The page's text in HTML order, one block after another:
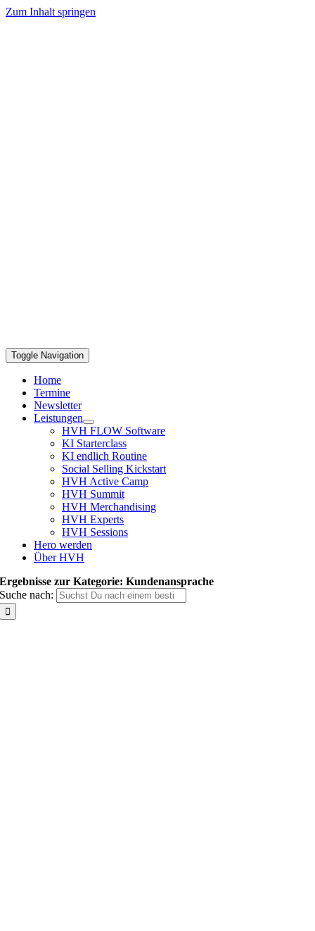
Zum Inhalt springen
Toggle Navigation
Home
Termine
Newsletter
Leistungen
HVH FLOW Software
KI Starterclass
KI endlich Routine
Social Selling Kickstart
HVH Active Camp
HVH Summit
HVH Merchandising
HVH Experts
HVH Sessions
Hero werden
Über HVH
Ergebnisse zur Kategorie: Kundenansprache
Suche nach: